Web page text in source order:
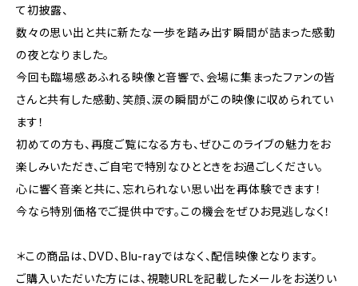
て初披露、
数々の思い出と共に新たな一歩を踏み出す瞬間が詰まった感動
の夜となりました。
今回も臨場感あふれる映像と音響で、会場に集まったファンの皆
さんと共有した感動、笑顔、涙の瞬間がこの映像に収められてい
ます！
初めての方も、再度ご覧になる方も、ぜひこのライブの魅力をお
楽しみいただき、ご自宅で特別なひとときをお過ごしください。
心に響く音楽と共に、忘れられない思い出を再体験できます！
今なら特別価格でご提供中です。この機会をぜひお見逃しなく！
＊この商品は、DVD、Blu-rayではなく、配信映像となります。
ご購入いただいた方には、視聴URLを記載したメールをお送りい